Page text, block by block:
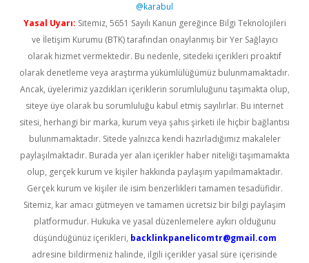
@karabul
Yasal Uyarı: Sitemiz, 5651 Sayılı Kanun gereğince Bilgi Teknolojileri
ve İletişim Kurumu (BTK) tarafından onaylanmış bir Yer Sağlayıcı
olarak hizmet vermektedir. Bu nedenle, sitedeki içerikleri proaktif
olarak denetleme veya araştırma yükümlülüğümüz bulunmamaktadır.
Ancak, üyelerimiz yazdıkları içeriklerin sorumluluğunu taşımakta olup,
siteye üye olarak bu sorumluluğu kabul etmiş sayılırlar. Bu internet
sitesi, herhangi bir marka, kurum veya şahıs şirketi ile hiçbir bağlantısı
bulunmamaktadır. Sitede yalnızca kendi hazırladığımız makaleler
paylaşılmaktadır. Burada yer alan içerikler haber niteliği taşımamakta
olup, gerçek kurum ve kişiler hakkında paylaşım yapılmamaktadır.
Gerçek kurum ve kişiler ile isim benzerlikleri tamamen tesadüfidir.
Sitemiz, kar amacı gütmeyen ve tamamen ücretsiz bir bilgi paylaşım
platformudur. Hukuka ve yasal düzenlemelere aykırı olduğunu
düşündüğünüz içerikleri, backlinkpanelicomtr@gmail.com
adresine bildirmeniz halinde, ilgili içerikler yasal süre içerisinde